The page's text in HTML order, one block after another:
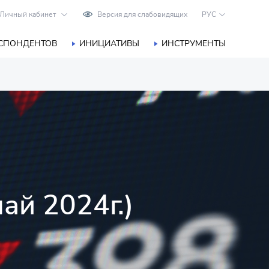
Личный кабинет Версия для слабовидящих РУС
ИНИЦИАТИВЫ ИНСТРУМЕНТЫ
2024г.)